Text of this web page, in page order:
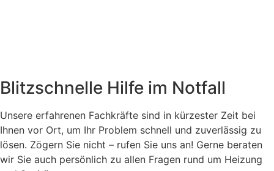
Blitzschnelle Hilfe im Notfall
Unsere erfahrenen Fachkräfte sind in kürzester Zeit bei
Ihnen vor Ort, um Ihr Problem schnell und zuverlässig zu
lösen. Zögern Sie nicht – rufen Sie uns an! Gerne beraten
wir Sie auch persönlich zu allen Fragen rund um Heizung